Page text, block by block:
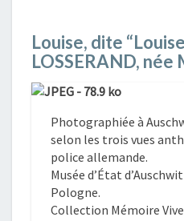
Louise, dite
LOSSERAND,
Photographiée à
selon les trois vues
police allemande.
Musée d’État
Pologne.
Collection Mémoire